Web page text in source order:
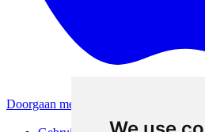
Doorgaan met Apple